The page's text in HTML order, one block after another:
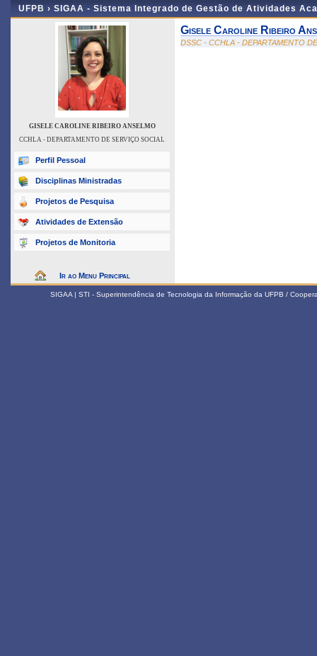
UFPB › SIGAA - Sistema Integrado de Gestão de Atividades
GISELE CAROLINE RIBEIRO ANSELMO
CCHLA - DEPARTAMENTO DE SERVIÇO SOCIAL
Perfil Pessoal
Disciplinas Ministradas
Projetos de Pesquisa
Atividades de Extensão
Projetos de Monitoria
Ir ao Menu Principal
Gisele Caroline Ribeiro
DSSC - CCHLA - DEPARTAMENTO
SIGAA | STI - Superintendência de Tecnologia da Informação da UFPB /